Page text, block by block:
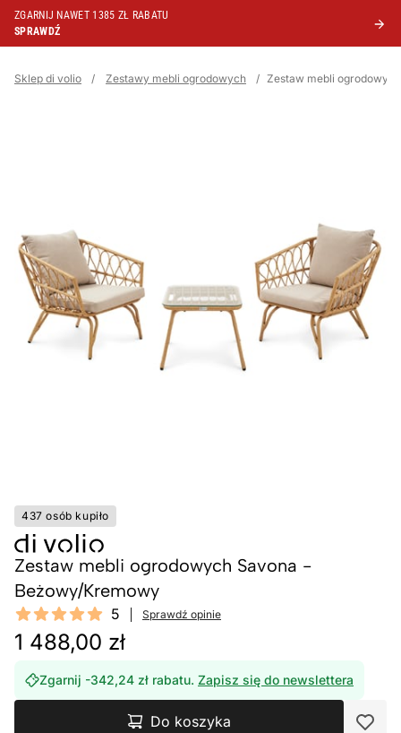
ZGARNIJ NAWET 1385 ZŁ RABATU
SPRAWDŹ
Sklep di volio / Zestawy mebli ogrodowych / Zestaw mebli
437 osób kupiło
Zestaw mebli ogrodowych Savona -
Beżowy/Kremowy
Reviews
5 out of 5 stars 5 Sprawdź opinie
1 488,00 zł
Zgarnij -342,24 zł rabatu. Zapisz się do newslettera
Do koszyka